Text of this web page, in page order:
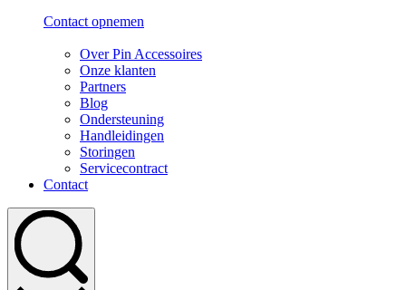
Contact opnemen
Over Pin Accessoires
Onze klanten
Partners
Blog
Ondersteuning
Handleidingen
Storingen
Servicecontract
Contact